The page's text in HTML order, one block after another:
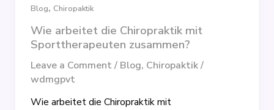
Blog, Chiropaktik
Wie arbeitet die Chiropraktik mit
Sporttherapeuten zusammen?
Leave a Comment/ Blog, Chiropaktik/
wdmgpvt
Wie arbeitet die Chiropraktik mit